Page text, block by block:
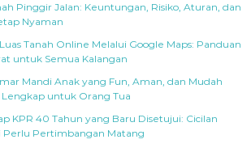
Pinggir Jalan: Keuntungan, Risiko, Aturan, dan
Nyaman
Tanah Online Melalui Google Maps: Panduan
untuk Semua Kalangan
Mandi Anak yang Fun, Aman, dan Mudah
untuk Orang Tua
KPR 40 Tahun yang Baru Disetujui: Cicilan
Perlu Pertimbangan Matang